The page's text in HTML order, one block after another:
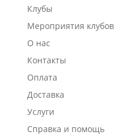
Клубы
Мероприятия клубов
О нас
Контакты
Оплата
Доставка
Услуги
Справка и помощь